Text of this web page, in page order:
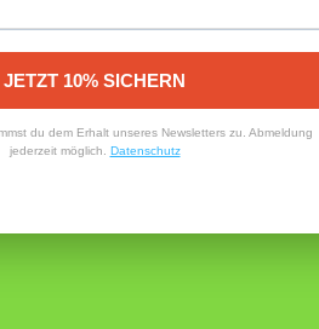
JETZT 10% SICHERN
du dem Erhalt unseres Newsletters zu. Abmeldung
jederzeit möglich. Datenschutz